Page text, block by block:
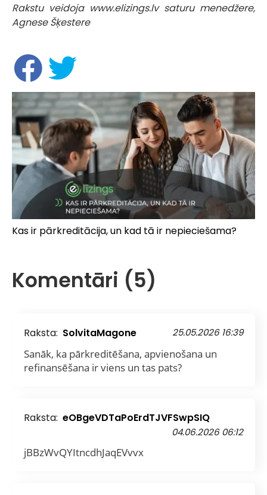
Rakstu veidoja www.elizings.lv saturu menedžere,
Agnese Šķestere
Kas ir pārkreditācija, un kad tā ir nepieciešama?
Komentāri (5)
Raksta: SolvitaMagone 25.05.2026 16:39
Sanāk, ka pārkreditēšana, apvienošana un
refinansēšana ir viens un tas pats?
Raksta: eOBgeVDTaPoErdTJVFSwpSIQ
04.06.2026 06:12
jBBzWvQYItncdhJaqEVvvx